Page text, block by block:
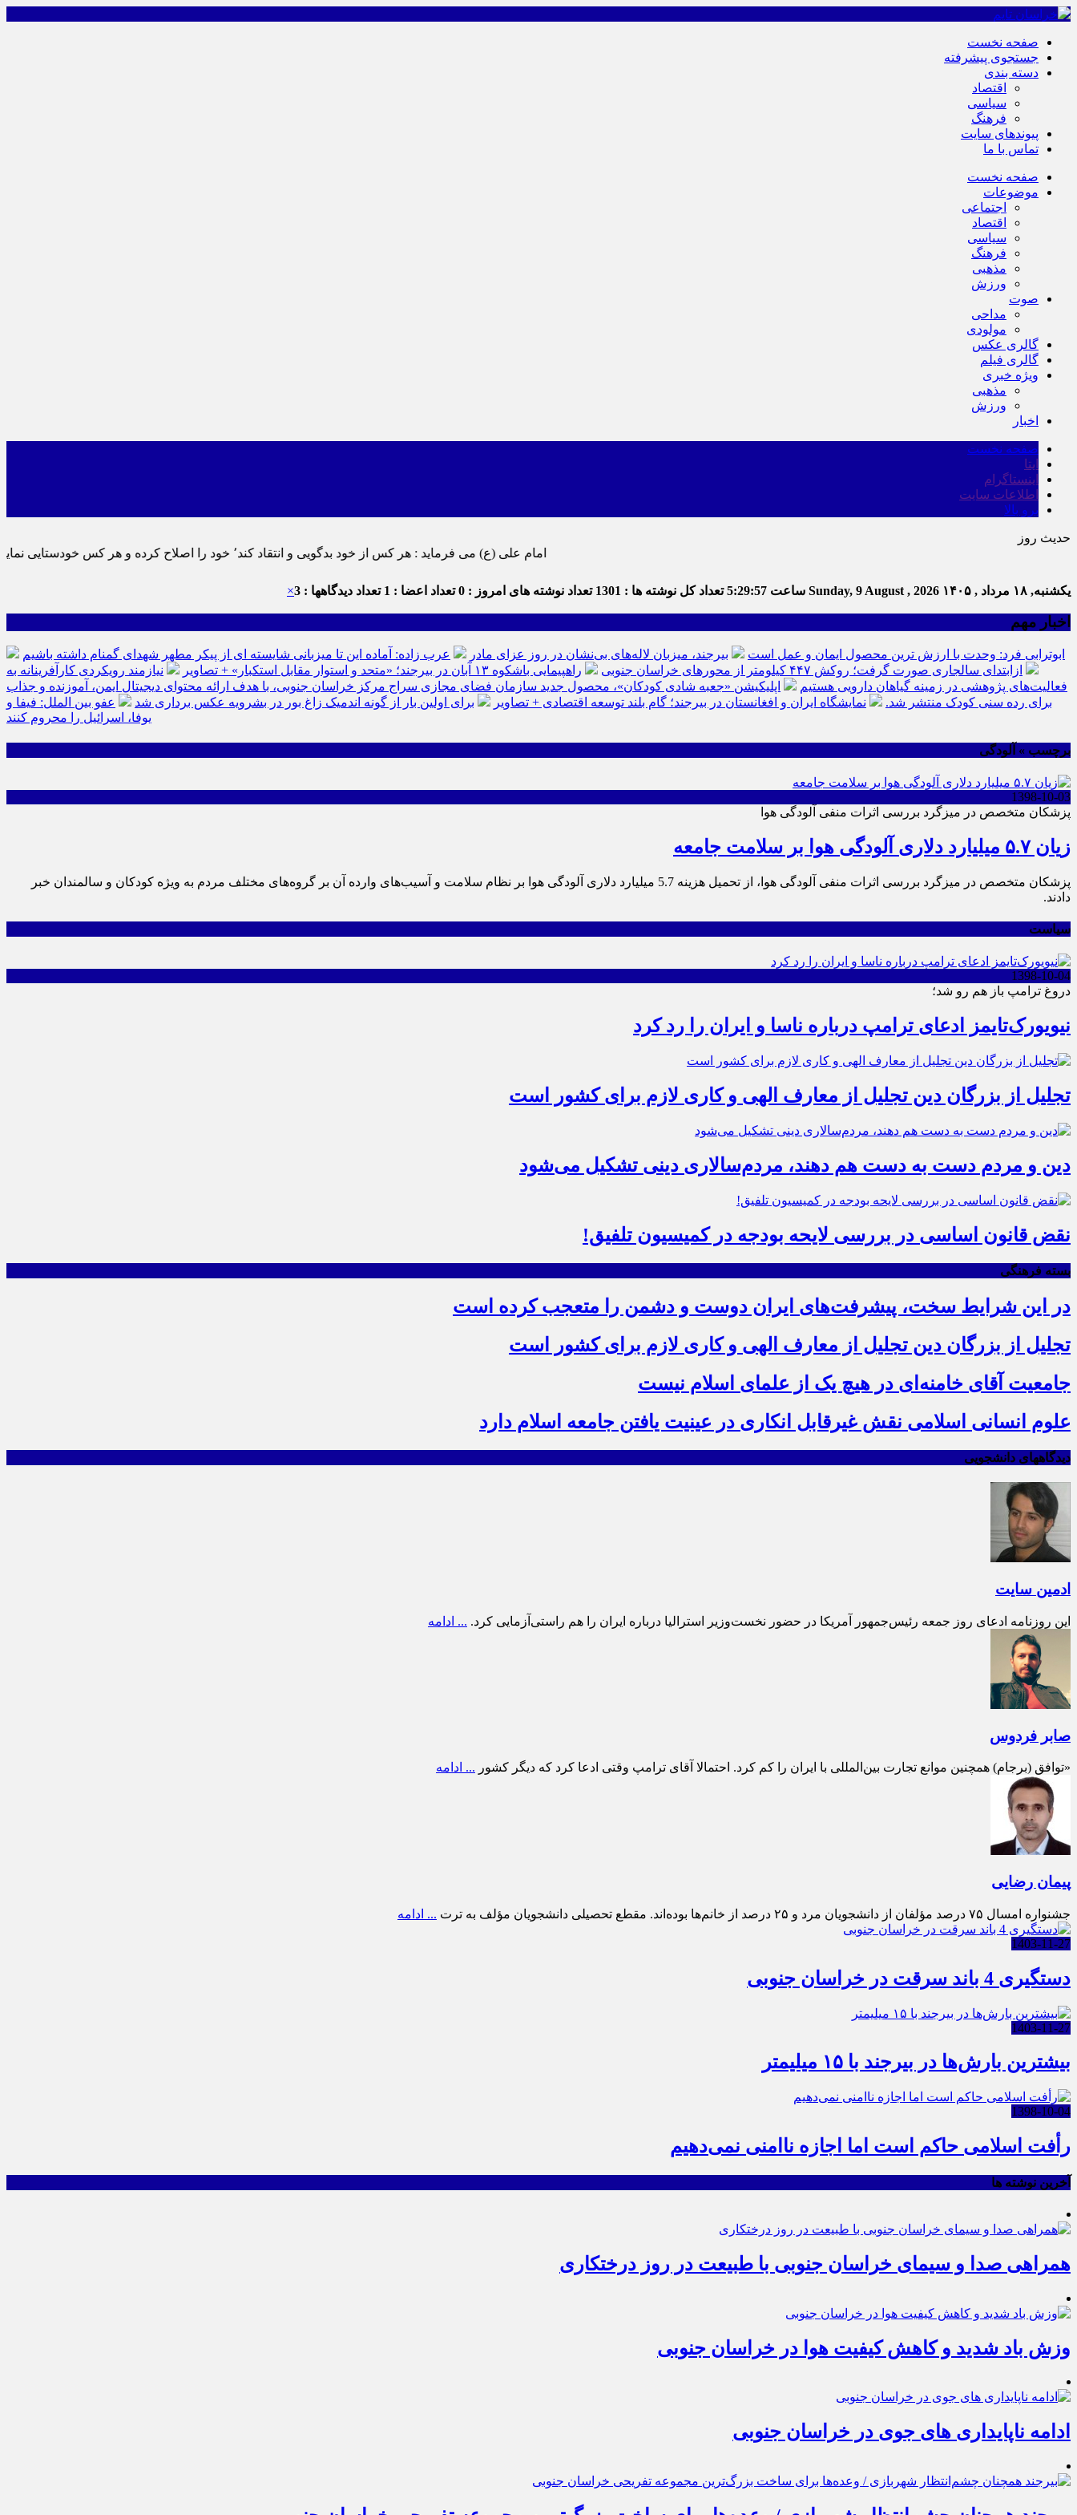
صفحه نخست
جستجوی پیشرفته
دسته بندی
اقتصاد
سیاسی
فرهنگ
پیوندهای سایت
تماس با ما
صفحه نخست
موضوعات
اجتماعی
اقتصاد
سیاسی
فرهنگ
مذهبی
ورزش
صوت
مداحی
مولودی
گالری عکس
گالری فیلم
ویژه خبری
مذهبی
ورزش
اخبار
صفحه نخست
ایتا
اینستاگرام
اطلاعات سایت
برو بالا
حدیث روز
امام علی (ع) می فرماید : هر کس از خود بدگویی و انتقاد کند٬ خود را اصلاح کرده و هر کس خودستایی نماید٬ پس به تحقیق خویش را تباه نموده است.
یکشنبه, ۱۸ مرداد , ۱۴۰۵ Sunday, 9 August , 2026 ساعت 5:29:58تعداد کل نوشته ها : 1301 تعداد نوشته های امروز : 0 تعداد اعضا : 1 تعداد دیدگاهها : 3 ×
اخبار مهم
ابوترابی فرد: وحدت با ارزش ترین محصول ایمان و عمل است بیرجند، میزبان لاله‌های بی‌نشان در روز عزای مادر
عرب زاده: آماده این تا میزبانی شایسته ای از پیکر مطهر شهدای گمنام داشته باشیم
ازابتدای سالجاری صورت گرفت؛ روکش ۴۴۷ کیلومتر از محورهای خراسان جنوبی
راهپیمایی باشکوه ۱۳ آبان در بیرجند؛ «متحد و استوار مقابل استکبار» + تصاویر
نیازمند رویکردی کارآفرینانه به
فعالیت‌های پژوهشی در زمینه گیاهان دارویی هستیم
اپلیکیشن «جعبه شادی کودکان»، محصول جدید سازمان فضای مجازی سراج مرکز خراسان جنوبی، با هدف ارائه محتوای دیجیتال ایمن، آموزنده و جذاب
برای رده سنی کودک منتشر شد.
نمایشگاه ایران و افغانستان در بیرجند؛ گام بلند توسعه اقتصادی + تصاویر برای اولین بار از گونه اندمیک زاغ بور در بشرویه عکس برداری شد
عفو بین الملل: فیفا و
یوفا، اسرائیل را محروم کنند
برچسب » آلودگی
1398-10-03
پزشکان متخصص در میزگرد بررسی اثرات منفی آلودگی هوا
زیان ۵.۷ میلیارد دلاری آلودگی هوا بر سلامت جامعه
پزشکان متخصص در میزگرد بررسی اثرات منفی آلودگی هوا، از تحمیل هزینه 5.7 میلیارد دلاری آلودگی هوا بر نظام سلامت و آسیب‌های وارده آن بر گروه‌های مختلف مردم به ویژه کودکان و سالمندان خبر
دادند.
سیاست
1398-10-04
دروغ ترامپ باز هم رو شد؛
نیویورک‌تایمز ادعای ترامپ درباره ناسا و ایران را رد کرد
تجلیل از بزرگان دین تجلیل از معارف الهی و کاری لازم برای کشور است
دین و مردم دست به‌ دست هم دهند، مردم‌سالاری دینی تشکیل می‌شود
نقض قانون اساسی در بررسی لایحه بودجه در کمیسیون تلفیق!
بسته فرهنگی
در این شرایط سخت، پیشرفت‌های ایران دوست و دشمن را متعجب کرده است
تجلیل از بزرگان دین تجلیل از معارف الهی و کاری لازم برای کشور است
جامعیت آقای خامنه‌ای در هیچ یک از علمای اسلام نیست
علوم انسانی اسلامی نقش غیرقابل انکاری در عینیت یافتن جامعه اسلام دارد
دیدگاههای دانشجویی
ادمین سایت
این روزنامه ادعای روز جمعه رئیس‌جمهور آمریکا در حضور نخست‌وزیر استرالیا درباره ایران را هم راستی‌آزمایی کرد. ... ادامه
صابر فردوس
«توافق (برجام) همچنین موانع تجارت بین‌المللی با ایران را کم کرد. احتمالا آقای ترامپ وقتی ادعا کرد که دیگر کشور ... ادامه
پیمان رضایی
جشنواره امسال ۷۵ درصد مؤلفان از دانشجویان مرد و ۲۵ درصد از خانم‌ها بوده‌اند. مقطع تحصیلی دانشجویان مؤلف به ترت ... ادامه
1403-11-27
دستگیری 4 باند سرقت در خراسان جنوبی
1403-11-27
بیشترین بارش‌ها در بیرجند با ۱۵ میلیمتر
1398-10-04
رأفت اسلامی حاکم است اما اجازه ناامنی نمی‌دهیم
آخرین نوشته ها
همراهی صدا و سیمای خراسان جنوبی با طبیعت در روز درختکاری
وزش باد شدید و کاهش کیفیت هوا در خراسان جنوبی
ادامه ناپایداری های جوی در خراسان جنوبی